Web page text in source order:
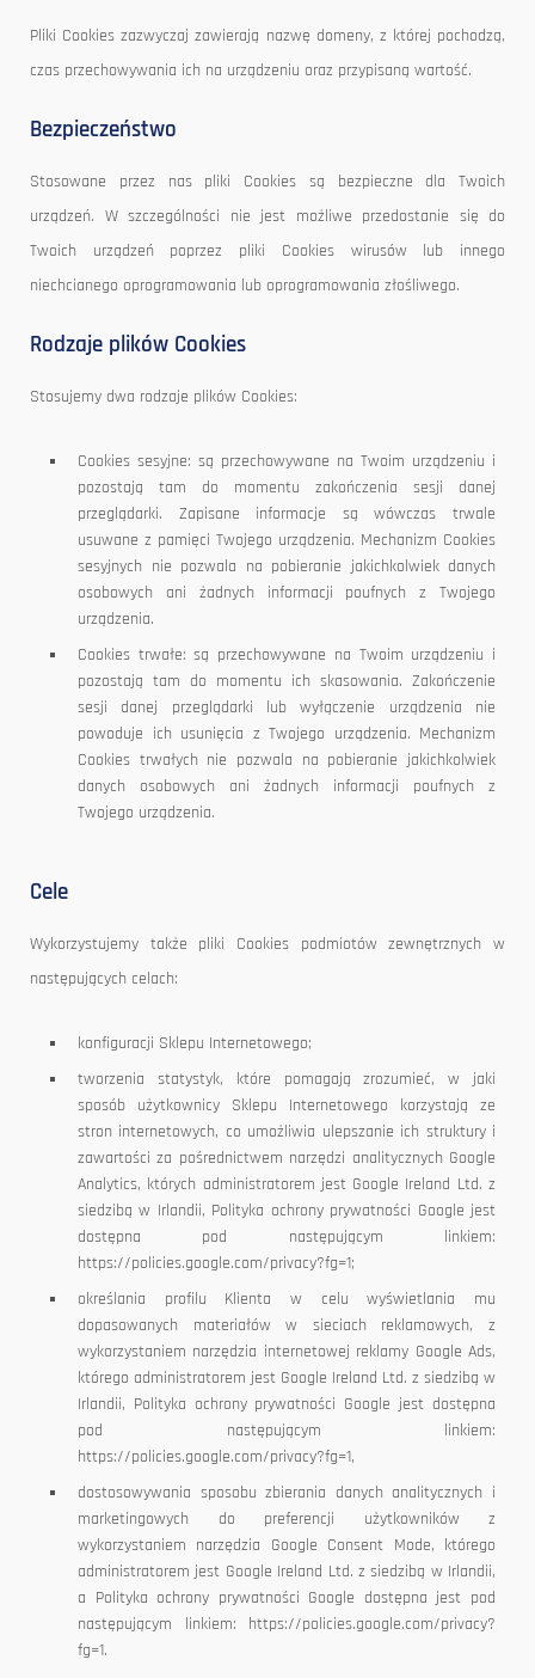
Pliki Cookies zazwyczaj zawierają nazwę domeny, z której pochodzą,
czas przechowywania ich na urządzeniu oraz przypisaną wartość.
Bezpieczeństwo
Stosowane przez nas pliki Cookies są bezpieczne dla Twoich
urządzeń. W szczególności nie jest możliwe przedostanie się do
Twoich urządzeń poprzez pliki Cookies wirusów lub innego
niechcianego oprogramowania lub oprogramowania złośliwego.
Rodzaje plików Cookies
Stosujemy dwa rodzaje plików Cookies:
Cookies sesyjne: są przechowywane na Twoim urządzeniu i
pozostają tam do momentu zakończenia sesji danej
przeglądarki. Zapisane informacje są wówczas trwale
usuwane z pamięci Twojego urządzenia. Mechanizm Cookies
sesyjnych nie pozwala na pobieranie jakichkolwiek danych
osobowych ani żadnych informacji poufnych z Twojego
urządzenia.
Cookies trwałe: są przechowywane na Twoim urządzeniu i
pozostają tam do momentu ich skasowania. Zakończenie
sesji danej przeglądarki lub wyłączenie urządzenia nie
powoduje ich usunięcia z Twojego urządzenia. Mechanizm
Cookies trwałych nie pozwala na pobieranie jakichkolwiek
danych osobowych ani żadnych informacji poufnych z
Twojego urządzenia.
Cele
Wykorzystujemy także pliki Cookies podmiotów zewnętrznych w
następujących celach:
konfiguracji Sklepu Internetowego;
tworzenia statystyk, które pomagają zrozumieć, w jaki
sposób użytkownicy Sklepu Internetowego korzystają ze
stron internetowych, co umożliwia ulepszanie ich struktury i
zawartości za pośrednictwem narzędzi analitycznych Google
Analytics, których administratorem jest Google Ireland Ltd. z
siedzibą w Irlandii, Polityka ochrony prywatności Google jest
dostępna pod następującym linkiem:
https://policies.google.com/privacy?fg=1;
określania profilu Klienta w celu wyświetlania mu
dopasowanych materiałów w sieciach reklamowych, z
wykorzystaniem narzędzia internetowej reklamy Google Ads,
którego administratorem jest Google Ireland Ltd. z siedzibą w
Irlandii, Polityka ochrony prywatności Google jest dostępna
pod następującym linkiem:
https://policies.google.com/privacy?fg=1,
dostosowywania sposobu zbierania danych analitycznych i
marketingowych do preferencji użytkowników z
wykorzystaniem narzędzia Google Consent Mode, którego
administratorem jest Google Ireland Ltd. z siedzibą w Irlandii,
a Polityka ochrony prywatności Google dostępna jest pod
następującym linkiem: https://policies.google.com/privacy?
fg=1.